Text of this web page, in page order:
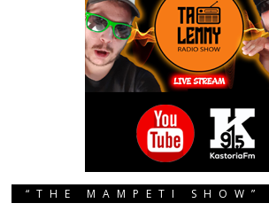
“THE MAMPETI SHOW”